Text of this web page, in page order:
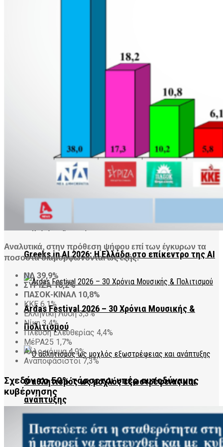
Η Ξάνθη γιορτάζει 35 χρόνια παράδοσης
Google: Νέα εποχή στην AI με τον Demis Hassabis
Ο Μαυρόγυπας και η τεχνητή παροχή τροφής
Greeks in AI 2026: Η Ελλάδα στο επίκεντρο της AI
Ardas Festival 2026 – 30 Χρόνια Μουσικής &
Πολιτισμού
Ο αθλητισμός ως μοχλός εξωστρέφειας και
ανάπτυξης
Αναλυτικά, στην πρόθεση ψήφου επί των έγκυρων τα
ποσοστά διαμορφώνονται ως εξής:
ΝΔ 39,9%
ΣΥΡΙΖΑ 18,2%
ΠΑΣΟΚ-ΚΙΝΑΛ 10,8%
ΚΚΕ 6,1%
Ελληνική Λύση 3,3%
Νίκη 3,4%
Πλεύση Ελευθερίας 4,4%
ΜέΡΑ25 1,7%
Aλλο κόμμα 4,9%
Αναποφάσιστοι 7,3%
Σχεδόν το 50% τάσσεται υπέρ αυτοδύναμης
κυβέρνησης